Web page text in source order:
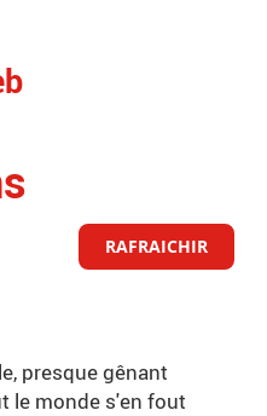
RAFRAICHIR
presque gênant
le monde s'en fout